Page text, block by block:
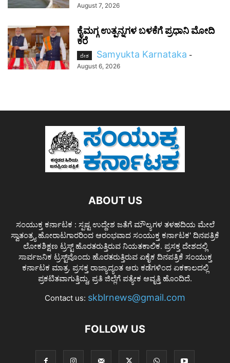
August 7, 2026
ಕೈಮಗ್ಗ ಉತ್ಪನ್ನಗಳ ಬಳಕೆಗೆ ಪ್ರಧಾನಿ ಮೋದಿ
ಕರೆ
ದೇಶ Samyukta Karnataka -
August 6, 2026
ABOUT US
ಸಂಯುಕ್ತ ಕರ್ನಾಟಕ : ಸ್ಪಷ್ಟ ಉದ್ದೇಶ ಜತೆಗೆ ಮೌಲ್ಯಗಳ ತಳಹದಿಯ ಮೇಲೆ
ಸ್ವಾತಂತ್ರ್ಯ ಹೋರಾಟಗಾರರಿಂದ ಆರಂಭವಾದ ಸಂಯುಕ್ತ ಕರ್ನಾಟಕ' ದಿನಪತ್ರಿಕೆ
ಲೋಕಶಿಕ್ಷಣ ಟ್ರಸ್ಟ್ ಹೊರತರುತ್ತಿರುವ ನಿಯತಕಾಲಿಕ. ಪ್ರಸಕ್ತ ದೇಶದಲ್ಲಿ
ಸಾರ್ವಜನಿಕ ಟ್ರಸ್ಟ್‌ವೊಂದು ಹೊರತರುತ್ತಿರುವ ಏಕೈಕ ದಿನಪತ್ರಿಕೆ ಸಂಯುಕ್ತ
ಕರ್ನಾಟಕ ಮಾತ್ರ. ಪ್ರಸಕ್ತ ರಾಜ್ಯಾದ್ಯಂತ ಆರು ಕಡೆಗಳಿಂದ ಏಕಕಾಲದಲ್ಲಿ
ಪ್ರಕಟಿತವಾಗುತ್ತಿದ್ದು, ಪ್ರತಿ ಜಿಲ್ಲೆಗೆ ಪತ್ಯೇಕ ಆವೃತ್ತಿ ಹೊಂದಿದೆ.
Contact us: skblrnews@gmail.com
FOLLOW US